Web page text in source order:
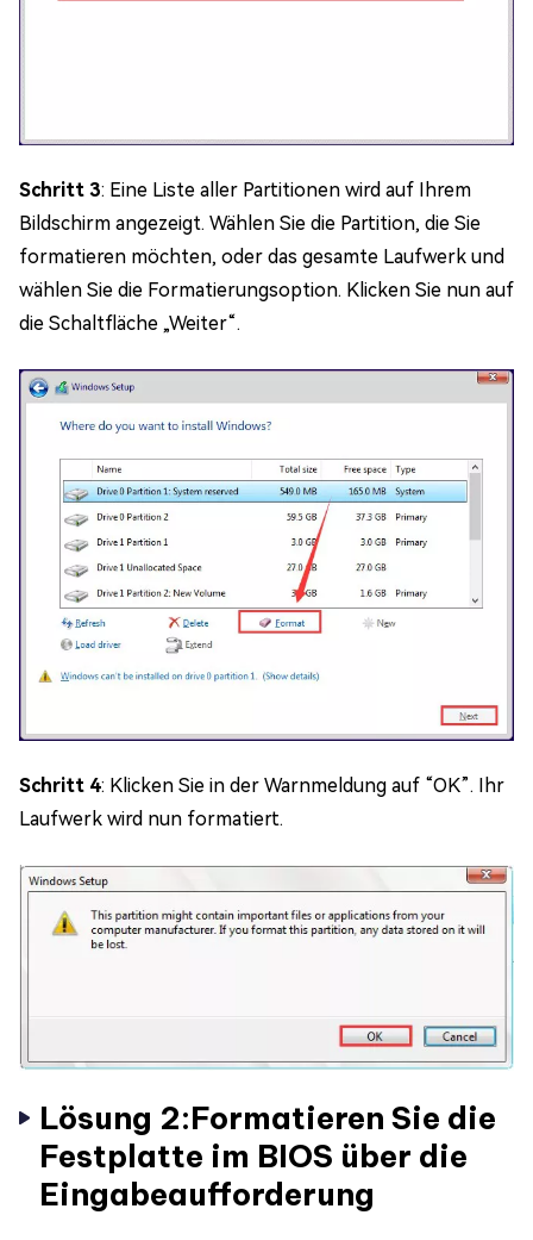
Schritt 3: Eine Liste aller Partitionen wird auf Ihrem
Bildschirm angezeigt. Wählen Sie die Partition, die Sie
formatieren möchten, oder das gesamte Laufwerk und
wählen Sie die Formatierungsoption. Klicken Sie nun auf
die Schaltfläche „Weiter“.
Schritt 4: Klicken Sie in der Warnmeldung auf “OK”. Ihr
Laufwerk wird nun formatiert.
Lösung 2:Formatieren Sie die
Festplatte im BIOS über die
Eingabeaufforderung